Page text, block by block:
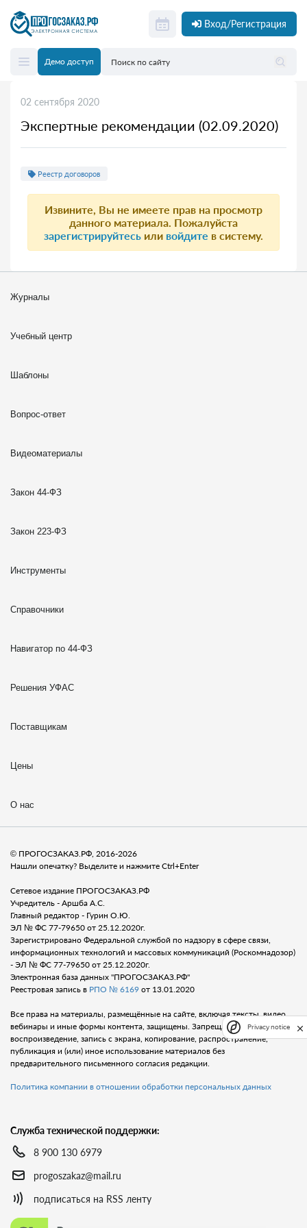
Вход/Регистрация
Демо доступ
02 сентября 2020
Экспертные рекомендации (02.09.2020)
Реестр договоров
Извините, Вы не имеете прав на просмотр
данного материала. Пожалуйста
зарегистрируйтесь или войдите в систему.
Журналы
Учебный центр
Шаблоны
Вопрос-ответ
Видеоматериалы
Закон 44-ФЗ
Закон 223-ФЗ
Инструменты
Справочники
Навигатор по 44-ФЗ
Решения УФАС
Поставщикам
Цены
О нас
© ПРОГОСЗАКАЗ.РФ, 2016-2026
Нашли опечатку? Выделите и нажмите Ctrl+Enter
Сетевое издание ПРОГОСЗАКАЗ.РФ
Учредитель - Аршба А.С.
Главный редактор - Гурин О.Ю.
ЭЛ № ФС 77-79650 от 25.12.2020г.
Зарегистрировано Федеральной службой по надзору в сфере связи,
информационных технологий и массовых коммуникаций (Роскомнадозор)
- ЭЛ № ФС 77-79650 от 25.12.2020г.
Электронная база данных "ПРОГОСЗАКАЗ.РФ"
Реестровая запись в РПО № 6169 от 13.01.2020
Все права на материалы, размещённые на сайте, включая тексты, видео,
вебинары и иные формы контента, защищены. Запрещается любое
воспроизведение, запись с экрана, копирование, распространение,
публикация и (или) иное использование материалов без
предварительного письменного согласия редакции.
Политика компании в отношении обработки персональных данных
Служба технической поддержки:
8 900 130 6979
progoszakaz@mail.ru
подписаться на RSS ленту
Privacy notice